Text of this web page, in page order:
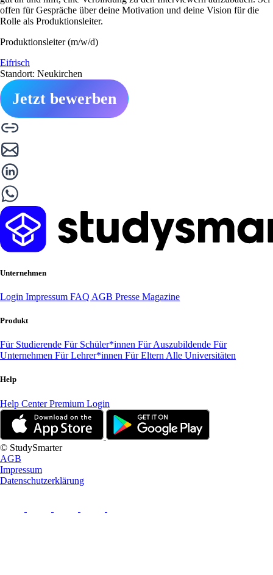
offen für Gespräche über deine Motivation und deine Vision für die
Rolle als Produktionsleiter.
Produktionsleiter (m/w/d)
Eifrisch
Standort: Neukirchen
Jetzt bewerben
Unternehmen
Login Impressum FAQ AGB Presse Magazine
Produkt
Für Studierende Für Schüler*innen Für Auszubildende Für
Unternehmen Für Lehrer*innen Für Eltern Alle Universitäten
Help
Help CenterPremium Login
© StudySmarter
AGB
Impressum
Datenschutzerklärung